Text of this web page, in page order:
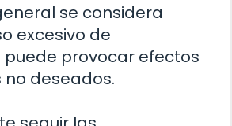
se considera
excesivo de
provocar efectos
deseados.